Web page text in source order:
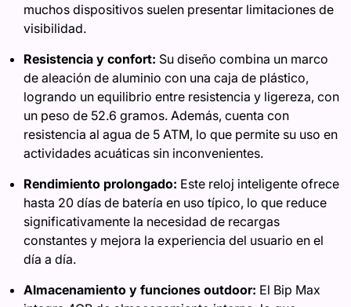
muchos dispositivos suelen presentar limitaciones de
visibilidad.
Resistencia y confort: Su diseño combina un marco
de aleación de aluminio con una caja de plástico,
logrando un equilibrio entre resistencia y ligereza, con
un peso de 52.6 gramos. Además, cuenta con
resistencia al agua de 5 ATM, lo que permite su uso en
actividades acuáticas sin inconvenientes.
Rendimiento prolongado: Este reloj inteligente ofrece
hasta 20 días de batería en uso típico, lo que reduce
significativamente la necesidad de recargas
constantes y mejora la experiencia del usuario en el
día a día.
Almacenamiento y funciones outdoor: El Bip Max